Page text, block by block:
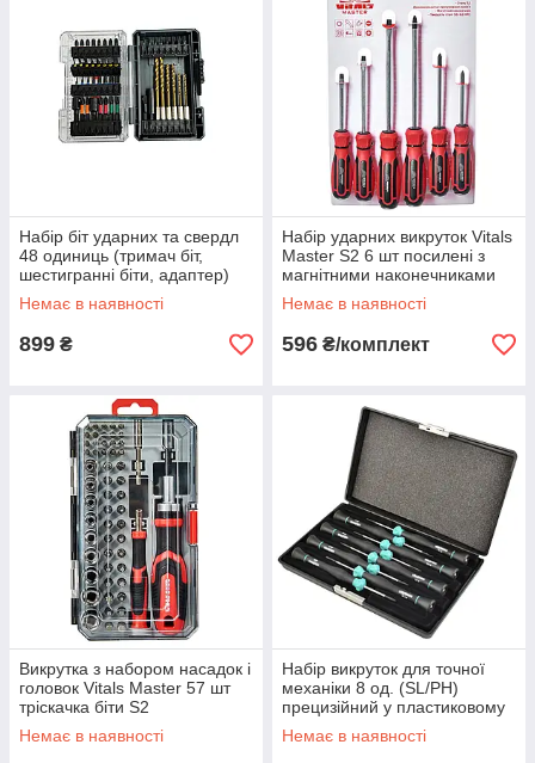
Набір біт ударних та свердл
48 одиниць (тримач біт,
шестигранні біти, адаптер)
Немає в наявності
899 ₴
Набір ударних викруток Vitals
Master S2 6 шт посилені з
магнітними наконечниками
Немає в наявності
596 ₴/комплект
Викрутка з набором насадок і
головок Vitals Master 57 шт
тріскачка біти S2
Немає в наявності
Набір викруток для точної
механіки 8 од. (SL/PH)
прецизійний у пластиковому
кейсі
Немає в наявності